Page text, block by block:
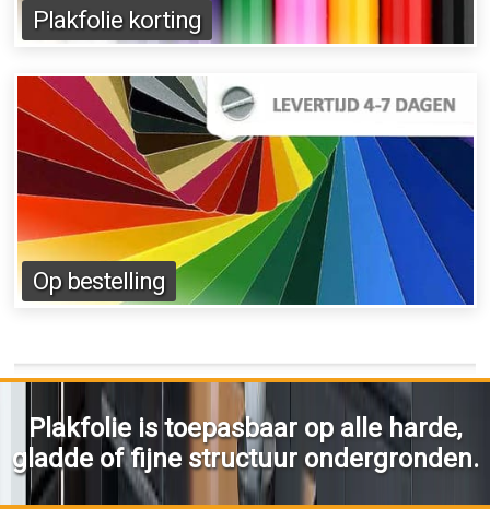
Plakfolie korting
Op bestelling
Plakfolie is toepasbaar op alle harde,
gladde of fijne structuur ondergronden.